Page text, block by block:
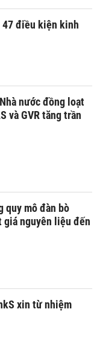
47 điều kiện kinh
nước đồng loạt
và GVR tăng trần
quy mô đàn bò
giá nguyên liệu đến
xin từ nhiệm